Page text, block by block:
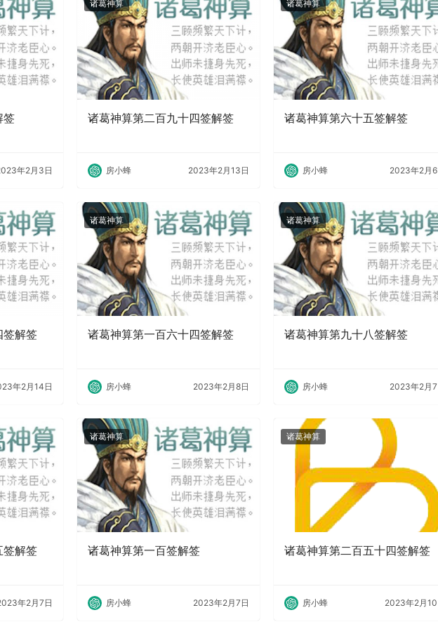
签
年2月3日
诸葛神算
诸葛神算第二百九十四签解签
房小蜂 2023年2月13日
诸葛神算
诸葛神算第六十五签解签
房小蜂 2023年2月
签解签
年2月14日
诸葛神算
诸葛神算第一百六十四签解签
房小蜂 2023年2月8日
诸葛神算
诸葛神算第九十八签解签
房小蜂 2023年2月
签解签
年2月7日
诸葛神算
诸葛神算第一百签解签
房小蜂 2023年2月7日
诸葛神算
诸葛神算第二百五十四签解签
房小蜂 2023年2月